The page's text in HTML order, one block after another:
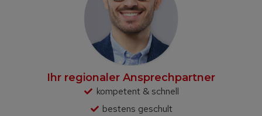
Ihr regionaler Ansprechpartner
kompetent & schnell
bestens geschult